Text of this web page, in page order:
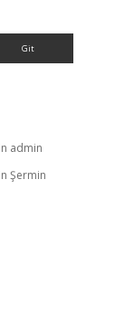
admin
Şermin